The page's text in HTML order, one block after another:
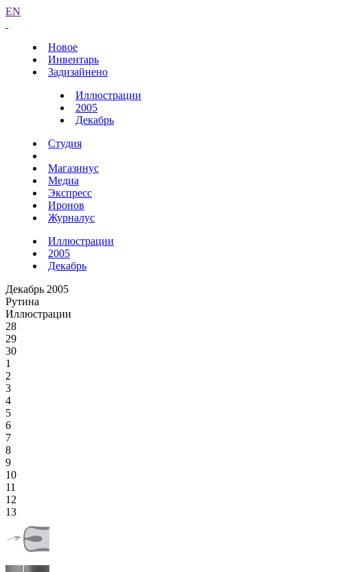
EN
Новое
Инвентарь
Задизайнено
Иллюстрации
2005
Декабрь
Студия
Магазинус
Медиа
Экспресс
Иронов
Журналус
Иллюстрации
2005
Декабрь
Декабрь 2005
Рутина
Иллюстрации
28
29
30
1
2
3
4
5
6
7
8
9
10
11
12
13